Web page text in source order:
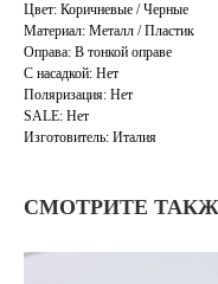
Цвет: Коричневые / Черные
Материал: Металл / Пластик
Оправа: В тонкой оправе
С насадкой: Нет
Поляризация: Нет
SALE: Нет
Изготовитель: Италия
СМОТРИТЕ